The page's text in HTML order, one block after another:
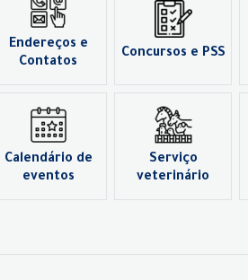
Endereços e
Contatos
Concursos e PSS
Calendário de
eventos
Serviço
veterinário